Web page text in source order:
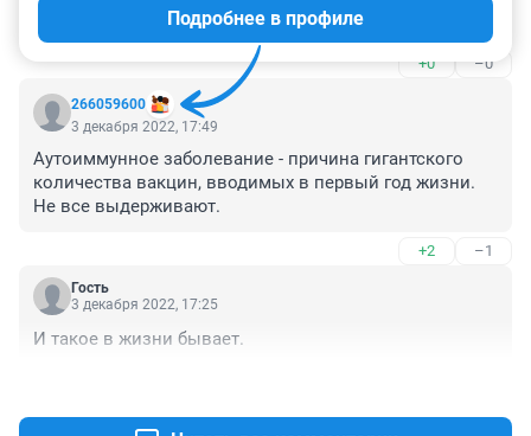
Зачем нам события 5-ти летней давности?
+0 –0
266059600
Подробнее в профиле
3 декабря 2022, 17:49
Аутоиммунное заболевание - причина гигантского
количества вакцин, вводимых в первый год жизни.
Не все выдерживают.
+2 –1
Гость
3 декабря 2022, 17:25
И такое в жизни бывает.